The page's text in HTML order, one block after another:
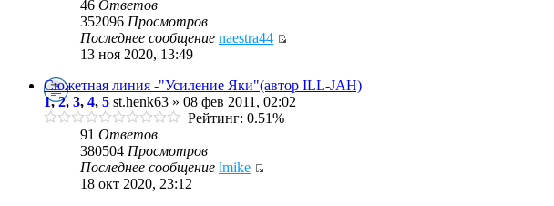
46 Ответов
352096 Просмотров
Последнее сообщение naestra44
13 ноя 2020, 13:49
Сюжетная линия -"Усиление Яки"(автор ILL-JAH)
1,2, 3, 4, 5 st.henk63 » 08 фев 2011, 02:02
Рейтинг: 0.51%
91 Ответов
380504 Просмотров
Последнее сообщение lmike
18 окт 2020, 23:12